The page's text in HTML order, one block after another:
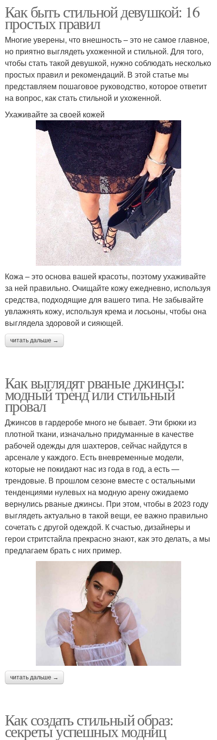
Как быть стильной девушкой: 16
простых правил
Многие уверены, что внешность – это не самое главное,
но приятно выглядеть ухоженной и стильной. Для того,
чтобы стать такой девушкой, нужно соблюдать несколько
простых правил и рекомендаций. В этой статье мы
представляем пошаговое руководство, которое ответит
на вопрос, как стать стильной и ухоженной.
Ухаживайте за своей кожей
Кожа – это основа вашей красоты, поэтому ухаживайте
за ней правильно. Очищайте кожу ежедневно, используя
средства, подходящие для вашего типа. Не забывайте
увлажнять кожу, используя крема и лосьоны, чтобы она
выглядела здоровой и сияющей.
читать дальше →
Как выглядят рваные джинсы:
модный тренд или стильный
провал
Джинсов в гардеробе много не бывает. Эти брюки из
плотной ткани, изначально придуманные в качестве
рабочей одежды для шахтеров, сейчас найдутся в
арсенале у каждого. Есть вневременные модели,
которые не покидают нас из года в год, а есть —
трендовые. В прошлом сезоне вместе с остальными
тенденциями нулевых на модную арену ожидаемо
вернулись рваные джинсы. При этом, чтобы в 2023 году
выглядеть актуально в такой вещи, ее важно правильно
сочетать с другой одеждой. К счастью, дизайнеры и
герои стритстайла прекрасно знают, как это делать, а мы
предлагаем брать с них пример.
читать дальше →
Как создать стильный образ:
секреты успешных модниц